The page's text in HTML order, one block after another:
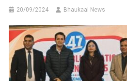
20/09/2024 Bhaukaal News